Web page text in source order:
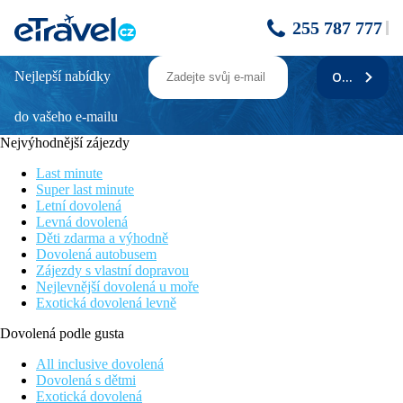
255 787 777
GOLDEN BAY APARTMENTS –
GARDEN HAVEN
Poloha
pláže. Letiště v Heraklionu vzdáleno cca 32 km, nákupní
možnosti v okolí hotelu.
Vybavení
Vstupní hala s recepcí, restaurace, bazén, lehátka a slunečníky
zdarma, bar.
Pokoje
Studio:koupelna, WC (vysoušeč vlasů), klimatizace za
poplatek), TV, varná konvice, telefon, balkon nebo terasa
Ostatní typy pokojů(pokud není uvedeno jinak, mají pokoje
výše uvedené vybavení)
Nejlepší nabídky
do vašeho e-mailu
ODEBÍRAT
Nejvýhodnější zájezdy
Last minute
Super last minute
Letní dovolená
Levná dovolená
Děti zdarma a výhodně
Dovolená autobusem
Zájezdy s vlastní dopravou
Nejlevnější dovolená u moře
Exotická dovolená levně
Dovolená podle gusta
All inclusive dovolená
Dovolená s dětmi
Exotická dovolená